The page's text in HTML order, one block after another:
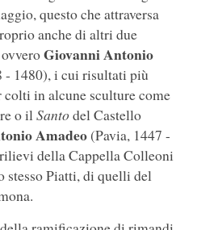
questo che attraversa
anche di altri due
Giovanni Antonio
1480), i cui risultati più
in alcune sculture come
o il Santodel Castello
Amadeo(Pavia, 1447 -
della Cappella Colleoni
stesso Piatti, di quelli del